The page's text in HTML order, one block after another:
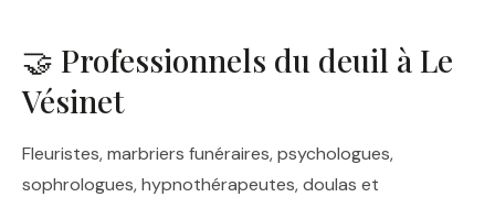
🤝 Professionnels du deuil à Le
Vésinet
Fleuristes, marbriers funéraires, psychologues,
sophrologues, hypnothérapeutes, doulas et